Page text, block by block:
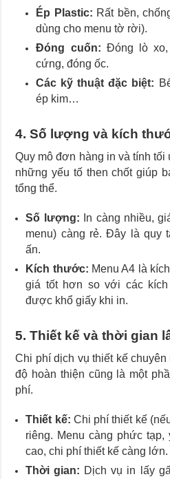
Ép Plastic: Rất bền,
dùng cho menu tờ rời).
Đóng cuốn: Đóng lò
cứng, đóng ốc.
Các kỹ thuật đặc biệt:
ép kim…
4. Số lượng và kích
Quy mô đơn hàng in và tính
những yếu tố then chốt giúp
tổng thể.
Số lượng: In càng nhiều,
menu) càng rẻ. Đây là quy
ấn.
Kích thước: Menu A4 là
giá tốt hơn so với các
được khổ giấy khi in.
5. Thiết kế và thời gian
Chi phí dịch vụ thiết kế
độ hoàn thiện cũng là một
phí.
Thiết kế: Chi phí thiết kế
riêng. Menu càng phức
cao, chi phí thiết kế càng lớn.
Thời gian: Dịch vụ in lấy